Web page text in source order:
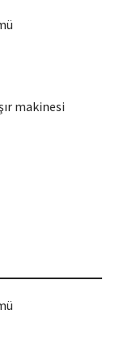
makinesi